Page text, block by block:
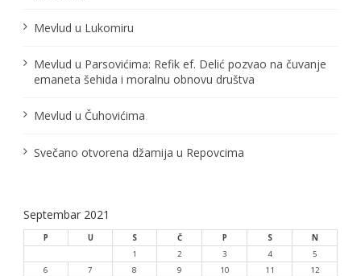
Mevlud u Lukomiru
Mevlud u Parsovićima: Refik ef. Delić pozvao na čuvanje
emaneta šehida i moralnu obnovu društva
Mevlud u Čuhovićima
Svečano otvorena džamija u Repovcima
Septembar 2021
P U S Č P S
N
1
2 3 4
5
6
7 8 9 10 11
12